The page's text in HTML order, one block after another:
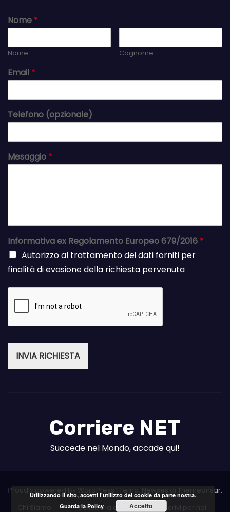
Nome *
Nome Cognome
Email *
Telefono (opzionale)
Mesaggio *
Informativa ex Regolamento Europeo 679/2016 *
Autorizzo al trattamento dei dati forniti per
finalità di evasione della richiesta pervenuta
INVIA RICHIESTA
Corriere NET
Succede nel Mondo, accade qui!
Proudly powered by WordPress Tema: Newses di Themeansar.
Chi Siamo
Collabora con noi Scrivi per noi
Utilizzando il sito, accetti l'utilizzo dei cookie da parte nostra.
Guarda la Policy
Accetto